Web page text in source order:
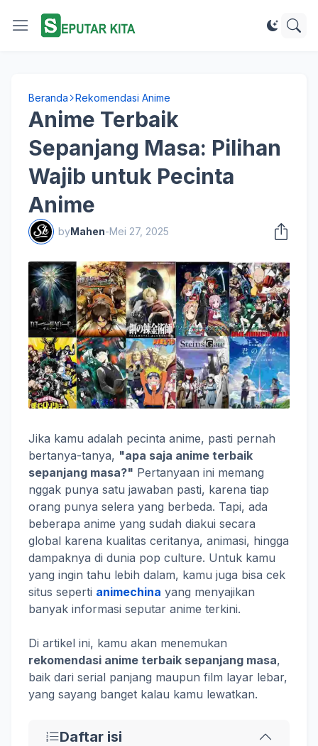
Beranda Rekomendasi Anime
Anime Terbaik
Sepanjang Masa: Pilihan
Wajib untuk Pecinta
Anime
byMahen-Mei 27, 2025
Jika kamu adalah pecinta anime, pasti pernah
bertanya-tanya, "apa saja anime terbaik
sepanjang masa?" Pertanyaan ini memang
nggak punya satu jawaban pasti, karena tiap
orang punya selera yang berbeda. Tapi, ada
beberapa anime yang sudah diakui secara
global karena kualitas ceritanya, animasi, hingga
dampaknya di dunia pop culture. Untuk kamu
yang ingin tahu lebih dalam, kamu juga bisa cek
situs seperti animechina yang menyajikan
banyak informasi seputar anime terkini.
Di artikel ini, kamu akan menemukan
rekomendasi anime terbaik sepanjang masa,
baik dari serial panjang maupun film layar lebar,
yang sayang banget kalau kamu lewatkan.
Daftar isi